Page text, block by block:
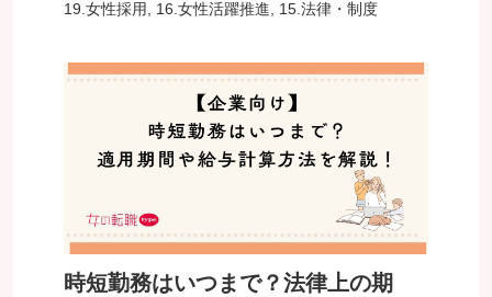
19.女性採用 16.女性活躍推進 15.法律・制度
時短勤務はいつまで？法律上の期